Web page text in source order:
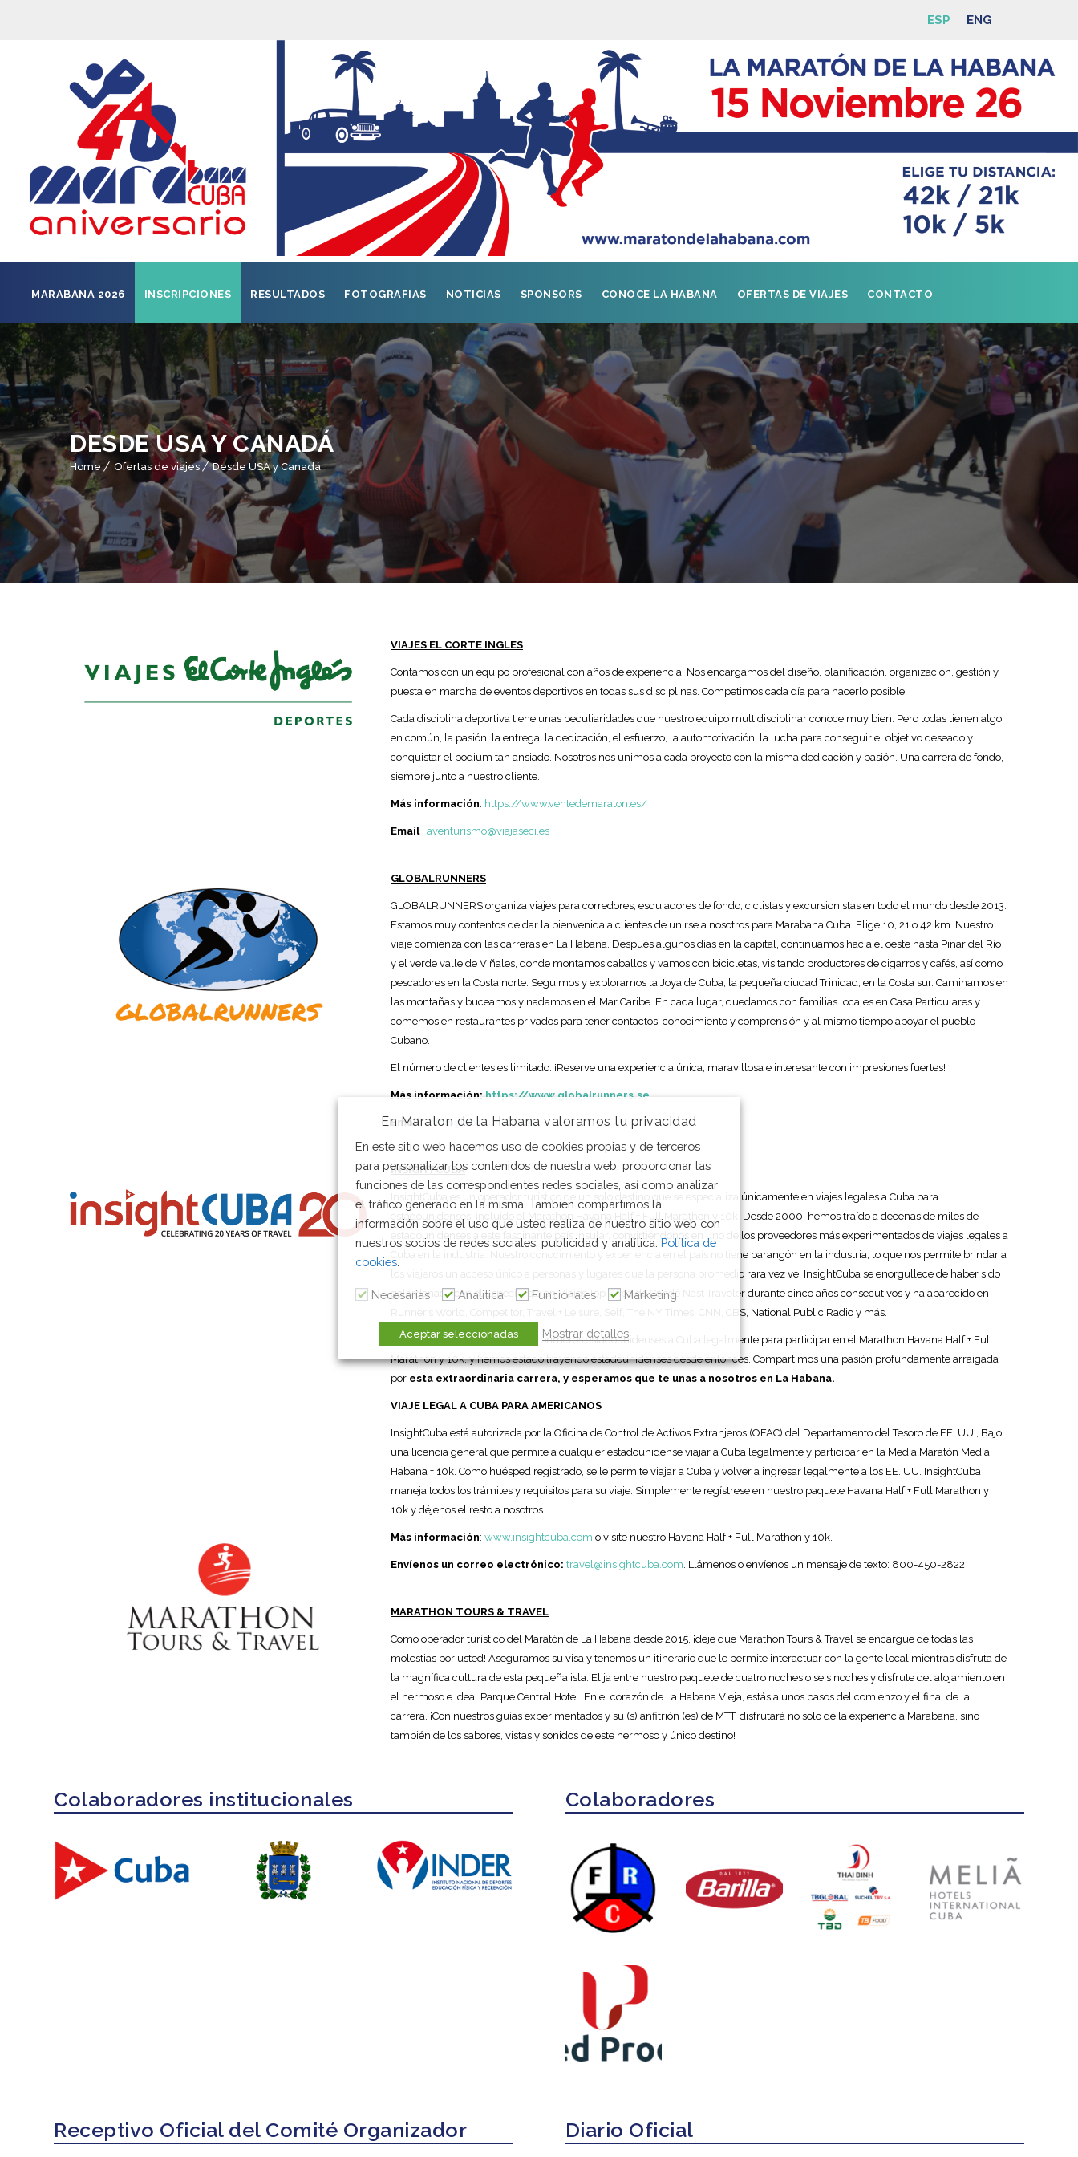
ESP ENG
MARABANA 2026 INSCRIPCIONES RESULTADOS FOTOGRAFIAS NOTICIAS SPONSORS CONOCE LA HABANA OFERTAS DE VIAJES CONTACTO
DESDE USA Y CANADÁ
Home Ofertas de viajes Desde USA y Canadá
VIAJES EL CORTE INGLES
Contamos con un equipo profesional con años de experiencia. Nos encargamos del diseño, planificación, organización, gestión y
puesta en marcha de eventos deportivos en todas sus disciplinas. Competimos cada día para hacerlo posible.
Cada disciplina deportiva tiene unas peculiaridades que nuestro equipo multidisciplinar conoce muy bien. Pero todas tienen algo
en común, la pasión, la entrega, la dedicación, el esfuerzo, la automotivación, la lucha para conseguir el objetivo deseado y
conquistar el podium tan ansiado. Nosotros nos unimos a cada proyecto con la misma dedicación y pasión. Una carrera de fondo,
siempre junto a nuestro cliente.
Más información: https://www.ventedemaraton.es/
Email : aventurismo@viajaseci.es
GLOBALRUNNERS
GLOBALRUNNERS organiza viajes para corredores, esquiadores de fondo, ciclistas y excursionistas en todo el mundo desde 2013.
Estamos muy contentos de dar la bienvenida a clientes de unirse a nosotros para Marabana Cuba. Elige 10, 21 o 42 km. Nuestro
viaje comienza con las carreras en La Habana. Después algunos días en la capital, continuamos hacia el oeste hasta Pinar del Río
y el verde valle de Viñales, donde montamos caballos y vamos con bicicletas, visitando productores de cigarros y cafés, así como
pescadores en la Costa norte. Seguimos y exploramos la Joya de Cuba, la pequeña ciudad Trinidad, en la Costa sur. Caminamos en
las montañas y buceamos y nadamos en el Mar Caribe. En cada lugar, quedamos con familias locales en Casa Particulares y
comemos en restaurantes privados para tener contactos, conocimiento y comprensión y al mismo tiempo apoyar el pueblo
Cubano.
El número de clientes es limitado. ¡Reserve una experiencia única, maravillosa e interesante con impresiones fuertes!
Más información: https://www.globalrunners.se
Email:info@globalrunners.se
INSIGHTCUBA
InsightCuba es un operador turístico de un solo destino que se especializa únicamente en viajes legales a Cuba para
estadounidenses, incluido el Marathon Havana Half + Full Marathon y 10k. Desde 2000, hemos traído a decenas de miles de
estadounidenses a este fascinante país insular, convirtiéndonos en uno de los proveedores más experimentados de viajes legales a
Cuba en la industria. Nuestro conocimiento y experiencia en el país no tiene parangón en la industria, lo que nos permite brindar a
los viajeros un acceso único a personas y lugares que la persona promedio rara vez ve. InsightCuba se enorgullece de haber sido
galardonado con el Especialista en Viajes Top Cuba de Condé Nast Traveler durante cinco años consecutivos y ha aparecido en
Runner’s World, Competitor, Travel + Leisure, Self, The NY Times, CNN, CBS, National Public Radio y más.
En 2011, InsightCuba trajo a los primeros estadounidenses a Cuba legalmente para participar en el Marathon Havana Half + Full
Marathon y 10k, y hemos estado trayendo estadounidenses desde entonces. Compartimos una pasión profundamente arraigada
por esta extraordinaria carrera, y esperamos que te unas a nosotros en La Habana.
VIAJE LEGAL A CUBA PARA AMERICANOS
InsightCuba está autorizada por la Oficina de Control de Activos Extranjeros (OFAC) del Departamento del Tesoro de EE. UU., Bajo
una licencia general que permite a cualquier estadounidense viajar a Cuba legalmente y participar en la Media Maratón Media
Habana + 10k. Como huésped registrado, se le permite viajar a Cuba y volver a ingresar legalmente a los EE. UU. InsightCuba
maneja todos los trámites y requisitos para su viaje. Simplemente regístrese en nuestro paquete Havana Half + Full Marathon y
10k y déjenos el resto a nosotros.
Más información: www.insightcuba.com o visite nuestro Havana Half + Full Marathon y 10k.
Envíenos un correo electrónico: travel@insightcuba.com . Llámenos o envíenos un mensaje de texto: 800-450-2822
MARATHON TOURS & TRAVEL
Como operador turístico del Maratón de La Habana desde 2015, ¡deje que Marathon Tours & Travel se encargue de todas las
molestias por usted! Aseguramos su visa y tenemos un itinerario que le permite interactuar con la gente local mientras disfruta de
la magnífica cultura de esta pequeña isla. Elija entre nuestro paquete de cuatro noches o seis noches y disfrute del alojamiento en
el hermoso e ideal Parque Central Hotel. En el corazón de La Habana Vieja, estás a unos pasos del comienzo y el final de la
carrera. ¡Con nuestros guías experimentados y su (s) anfitrión (es) de MTT, disfrutará no solo de la experiencia Marabana, sino
también de los sabores, vistas y sonidos de este hermoso y único destino!
Colaboradores institucionales Colaboradores
Receptivo Oficial del Comité Organizador Diario Oficial
En Maraton de la Habana valoramos tu privacidad
En este sitio web hacemos uso de cookies propias y de terceros
para personalizar los contenidos de nuestra web, proporcionar las
funciones de las correspondientes redes sociales, así como analizar
el tráfico generado en la misma. También compartimos la
información sobre el uso que usted realiza de nuestro sitio web con
nuestros socios de redes sociales, publicidad y analítica. Política de
cookies
Necesarias Analitica Funcionales Marketing
Aceptar seleccionadas Mostrar detalles